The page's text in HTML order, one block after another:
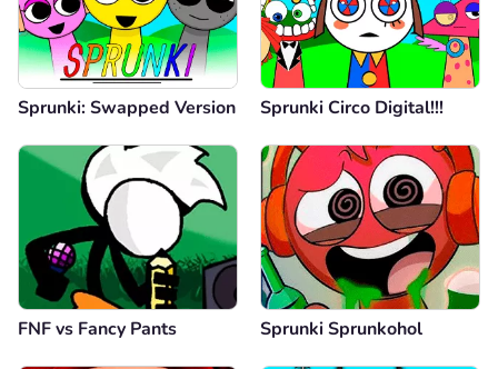
Sprunki: Swapped Version Sprunki Circo Digital!!!
FNF vs Fancy Pants Sprunki Sprunkohol